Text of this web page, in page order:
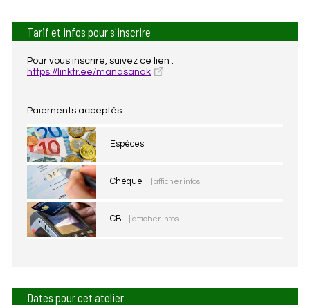
Tarif et infos pour s'inscrire
Pour vous inscrire, suivez ce lien :
https://linktr.ee/manasanak
Paiements acceptés :
Espèces
Chèque | afficher infos
CB | afficher infos
Dates pour cet atelier